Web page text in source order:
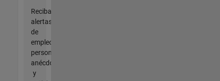
Reciba
alertas
de
empleo
personalizadas,
anécdotas
y